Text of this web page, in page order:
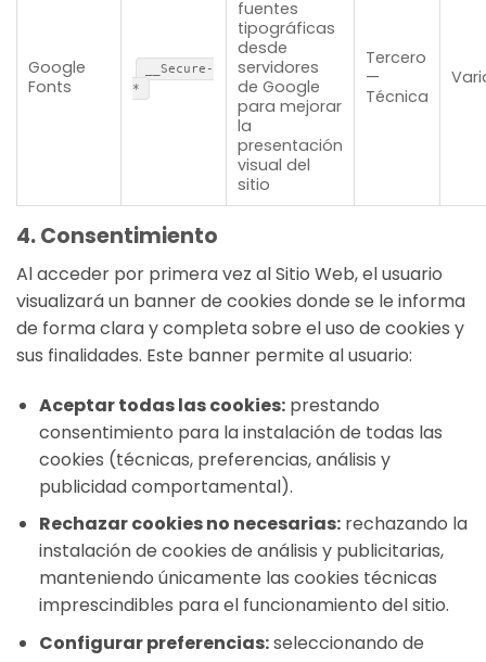
Google
Fonts
__Secure-
*
fuentes
tipográficas
desde
servidores
de Google
para mejorar
la
presentación
visual del
sitio
Tercero
—
Técnica
4. Consentimiento
Al acceder por primera vez al Sitio Web, el usuario
visualizará un banner de cookies donde se le informa
de forma clara y completa sobre el uso de cookies y
sus finalidades. Este banner permite al usuario:
Aceptar todas las cookies:prestando
consentimiento para la instalación de todas las
cookies (técnicas, preferencias, análisis y
publicidad comportamental).
Rechazar cookies no necesarias:rechazando la
instalación de cookies de análisis y publicitarias,
manteniendo únicamente las cookies técnicas
imprescindibles para el funcionamiento del sitio.
Configurar preferencias:seleccionando de